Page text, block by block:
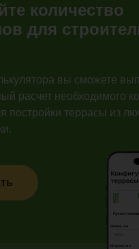
количество
для
вы сможете
расчет необходимого
постройки террасы из